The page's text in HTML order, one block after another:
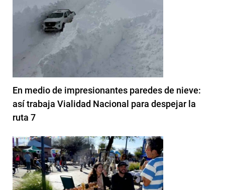
En medio de impresionantes paredes de nieve:
así trabaja Vialidad Nacional para despejar la
ruta 7